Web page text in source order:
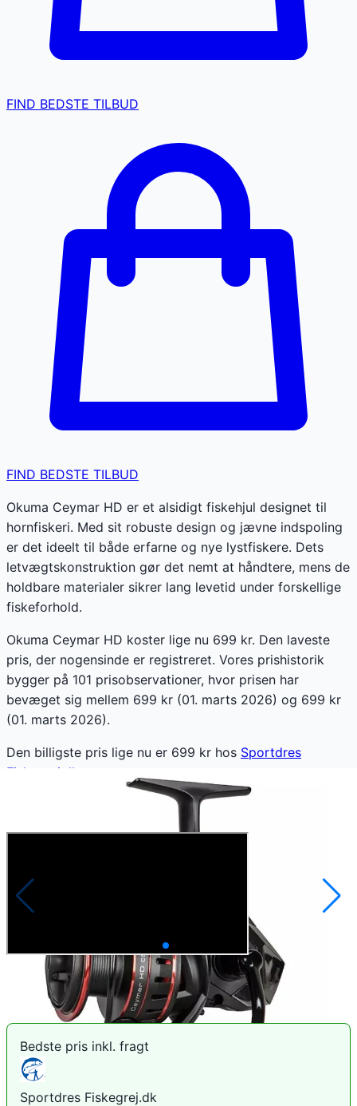
FIND BEDSTE TILBUD
FIND BEDSTE TILBUD
Okuma Ceymar HD er et alsidigt fiskehjul designet til
hornfiskeri. Med sit robuste design og jævne indspoling
er det ideelt til både erfarne og nye lystfiskere. Dets
letvægtskonstruktion gør det nemt at håndtere, mens de
holdbare materialer sikrer lang levetid under forskellige
fiskeforhold.
Okuma Ceymar HD koster lige nu 699 kr. Den laveste
pris, der nogensinde er registreret. Vores prishistorik
bygger på 101 prisobservationer, hvor prisen har
bevæget sig mellem 699 kr (01. marts 2026) og 699 kr
(01. marts 2026).
Den billigste pris lige nu er 699 kr hos Sportdres
Fiskegrej.dk
Sammenlign priser
Bedste pris inkl. fragt
Sportdres Fiskegrej.dk